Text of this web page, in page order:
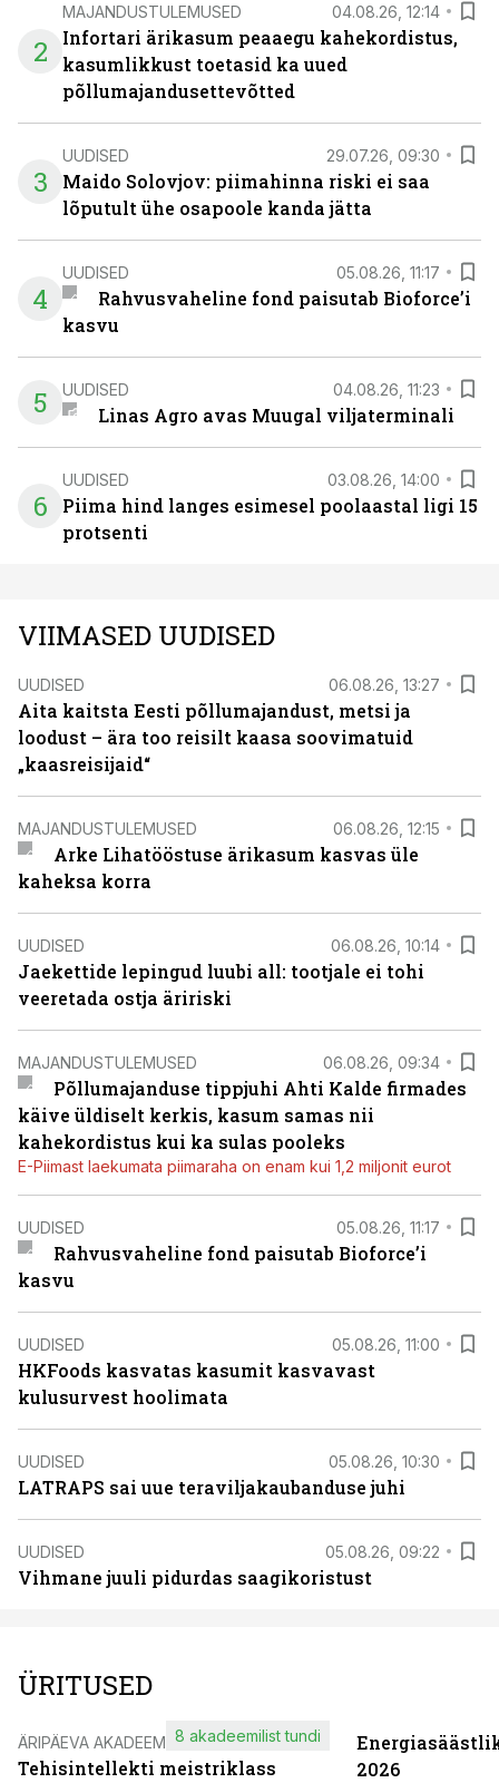
2
MAJANDUSTULEMUSED 04.08.26, 12:14
Infortari ärikasum peaaegu kahekordistus,
kasumlikkust toetasid ka uued
põllumajandusettevõtted
3
UUDISED 29.07.26, 09:30
Maido Solovjov: piimahinna riski ei saa
lõputult ühe osapoole kanda jätta
4
UUDISED 05.08.26, 11:17
Rahvusvaheline fond paisutab Bioforce’i
kasvu
5 UUDISED 04.08.26, 11:23
Linas Agro avas Muugal viljaterminali
6
UUDISED 03.08.26, 14:00
Piima hind langes esimesel poolaastal ligi 15
protsenti
VIIMASED UUDISED
UUDISED 06.08.26, 13:27
Aita kaitsta Eesti põllumajandust, metsi ja
loodust – ära too reisilt kaasa soovimatuid
„kaasreisijaid“
MAJANDUSTULEMUSED 06.08.26, 12:15
Arke Lihatööstuse ärikasum kasvas üle
kaheksa korra
UUDISED 06.08.26, 10:14
Jaekettide lepingud luubi all: tootjale ei tohi
veeretada ostja äririski
MAJANDUSTULEMUSED 06.08.26, 09:34
Põllumajanduse tippjuhi Ahti Kalde firmades
käive üldiselt kerkis, kasum samas nii
kahekordistus kui ka sulas pooleks
E-Piimast laekumata piimaraha on enam kui 1,2 miljonit eurot
UUDISED 05.08.26, 11:17
Rahvusvaheline fond paisutab Bioforce’i
kasvu
UUDISED 05.08.26, 11:00
HKFoods kasvatas kasumit kasvavast
kulusurvest hoolimata
UUDISED 05.08.26, 10:30
LATRAPS sai uue teraviljakaubanduse juhi
UUDISED 05.08.26, 09:22
Vihmane juuli pidurdas saagikoristust
ÜRITUSED
ÄRIPÄEVA AKADEEMIA
Tehisintellekti meistriklass
8 akadeemilist tundi
2026